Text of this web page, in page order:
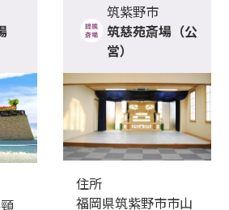
筑紫野市
筑慈苑斎場（公
営）
住所
福岡県筑紫野市市山